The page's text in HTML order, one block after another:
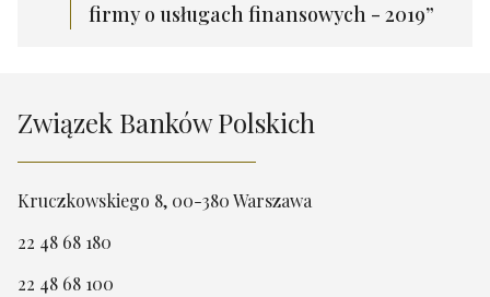
firmy o usługach finansowych - 2019”
Związek Banków Polskich
Kruczkowskiego 8, 00-380 Warszawa
22 48 68 180
22 48 68 100